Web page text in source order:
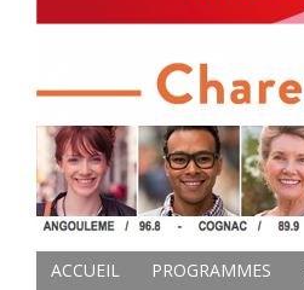
ACCUEIL PROGRAMMES